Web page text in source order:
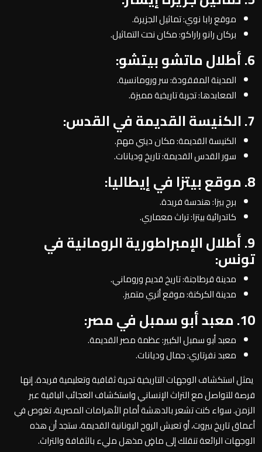
موقع رابا نوي: تماثيل الجزيرة.
بركان رانو راراكو: مكان نحت التماثيل.
6. أطلال ماتشو بيتشو:
المدينة المفقودة: سر ورومانسية.
المعابدها: تجربة تاريخية مميزة.
7. الكنيسة القديمة في القدس:
الكنيسة القديمة: مكان ديني مهم.
سور القدس القديمة: تاريخ وديانات.
8. موقع بيتزا في إيطاليا:
برج بيزا: هندسة فريدة.
كاتدرائية بيتزا: تراث معماري.
9. أطلال الإمبراطورية الرومانية في
تونس:
مدينة قرطاجنة: تاريخ قديم وروماني.
مدينة الكركنة: موقع أثري متميز.
10. معبد أبو سمبل في مصر:
معبد أبو سمبل الكبير: عظمة مصر القديمة.
معبد نفرتاري: جمال وديانات.
يمثل استكشاف الوجهات التاريخية تجربة ثقافية وتعليمية فريدة. إنها
فرصة للتواصل مع التراث الإنساني واستكشاف العجائب الباقية عبر
الزمن. سواء كنت تشعر بالدهشة أمام الأهرامات المصرية، تغوص في
أعماق تاريخ بيروت، أو تعيش الروح اليونانية القديمة، ستجد أن هذه
الوجهات الرائعة تنقلك إلى ماضٍ مذهل مليء بالثقافة والتراث.